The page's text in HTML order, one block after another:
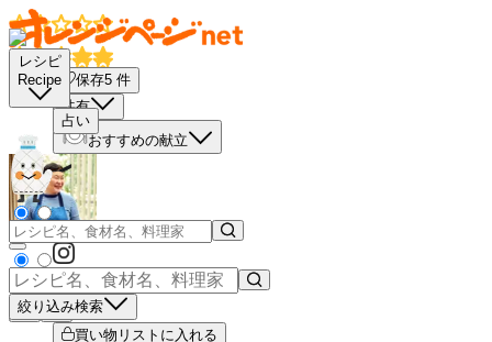
レシピ
Recipe
占い
絞り込み検索
保存5 件
共有
おすすめの献立
－
＋
買い物リストに入れる